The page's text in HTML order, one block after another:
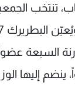
السبعة عضواً
28 عضواً، ينضم